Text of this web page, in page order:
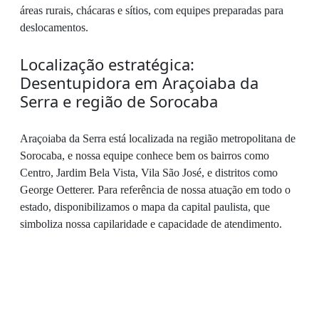
áreas rurais, chácaras e sítios, com equipes preparadas para
deslocamentos.
Localização estratégica:
Desentupidora em Araçoiaba da
Serra e região de Sorocaba
Araçoiaba da Serra está localizada na região metropolitana de
Sorocaba, e nossa equipe conhece bem os bairros como
Centro, Jardim Bela Vista, Vila São José, e distritos como
George Oetterer. Para referência de nossa atuação em todo o
estado, disponibilizamos o mapa da capital paulista, que
simboliza nossa capilaridade e capacidade de atendimento.